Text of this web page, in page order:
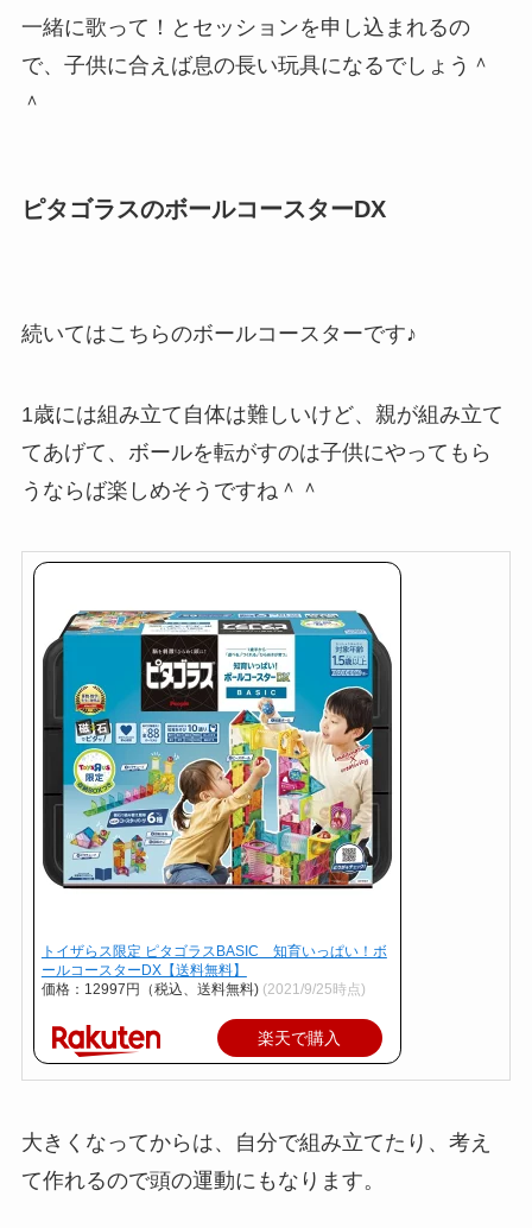
一緒に歌って！とセッションを申し込まれるの
で、子供に合えば息の長い玩具になるでしょう＾
＾
ピタゴラスのボールコースターDX
続いてはこちらのボールコースターです♪
1歳には組み立て自体は難しいけど、親が組み立て
てあげて、ボールを転がすのは子供にやってもら
うならば楽しめそうですね＾＾
トイザらス限定 ピタゴラスBASIC 知育いっぱい！ボ
ールコースターDX【送料無料】
価格：12997円（税込、送料無料) (2021/9/25時点)
楽天で購入
大きくなってからは、自分で組み立てたり、考え
て作れるので頭の運動にもなります。